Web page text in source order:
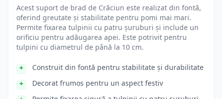
Acest suport de brad de Crăciun este realizat din fontă,
oferind greutate și stabilitate pentru pomi mai mari.
Permite fixarea tulpinii cu patru șuruburi și include un
orificiu pentru adăugarea apei. Este potrivit pentru
tulpini cu diametrul de până la 10 cm.
Construit din fontă pentru stabilitate și durabilitate
Decorat frumos pentru un aspect festiv